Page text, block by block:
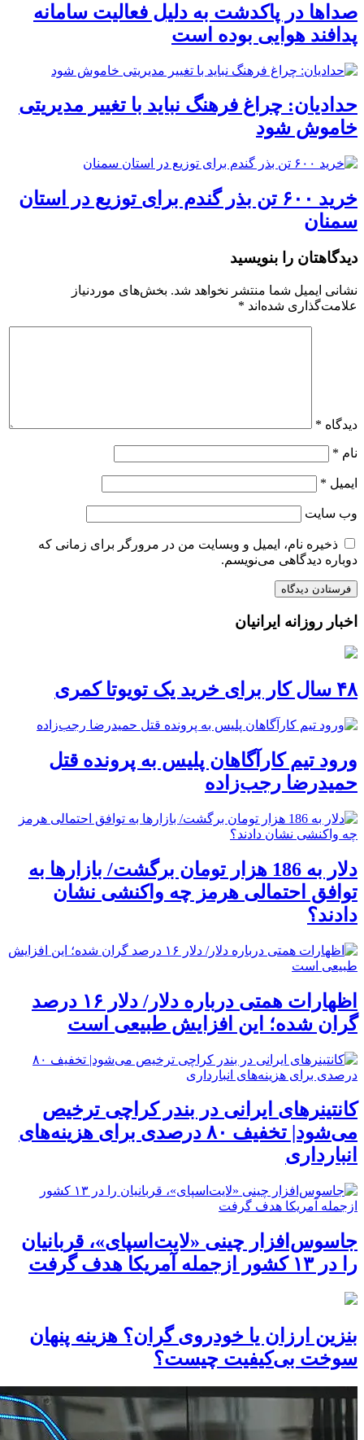
صداها در پاکدشت به دلیل فعالیت سامانه
پدافند هوایی بوده است
حدادیان: چراغ فرهنگ نباید با تغییر مدیریتی
خاموش شود
خرید ۶۰۰ تن بذر گندم برای توزیع در استان
سمنان
دیدگاهتان را بنویسید
نشانی ایمیل شما منتشر نخواهد شد. بخش‌های موردنیاز
علامت‌گذاری شده‌اند *
دیدگاه *
نام *
ایمیل *
وب‌ سایت
ذخیره نام، ایمیل و وبسایت من در مرورگر برای زمانی که
دوباره دیدگاهی می‌نویسم.
اخبار روزانه ایرانیان
۴۸ سال کار برای خرید یک تویوتا کمری
ورود تیم کارآگاهان پلیس به پرونده قتل
حمیدرضا رجب‌زاده
دلار به 186 هزار تومان برگشت/ بازارها به
توافق احتمالی هرمز چه واکنشی نشان
دادند؟
اظهارات همتی درباره دلار/ دلار ۱۶ درصد
گران شده؛ این افزایش طبیعی است
کانتینرهای ایرانی در بندر کراچی ترخیص
می‌شود| تخفیف ۸۰ درصدی برای هزینه‌های
انبارداری
جاسوس‌افزار چینی «لایت‌اسپای»، قربانیان
را در ۱۳ کشور ازجمله آمریکا هدف گرفت
بنزین ارزان یا خودروی گران؟ هزینه پنهان
سوخت بی‌کیفیت چیست؟